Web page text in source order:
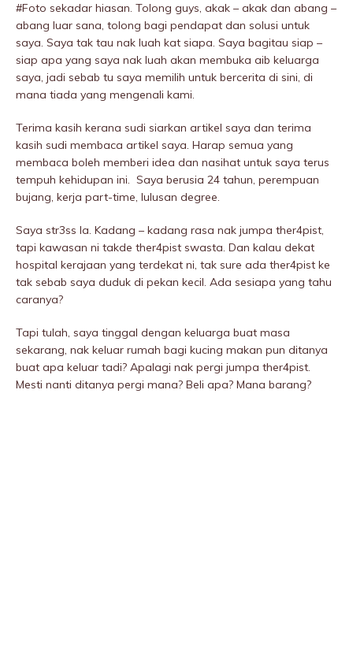
#Foto sekadar hiasan. Tolong guys, akak – akak dan abang –
abang luar sana, tolong bagi pendapat dan solusi untuk
saya. Saya tak tau nak luah kat siapa. Saya bagitau siap –
siap apa yang saya nak luah akan membuka aib keluarga
saya, jadi sebab tu saya memilih untuk bercerita di sini, di
mana tiada yang mengenali kami.
Terima kasih kerana sudi siarkan artikel saya dan terima
kasih sudi membaca artikel saya. Harap semua yang
membaca boleh memberi idea dan nasihat untuk saya terus
tempuh kehidupan ini. Saya berusia 24 tahun, perempuan
bujang, kerja part-time, lulusan degree.
Saya str3ss la. Kadang – kadang rasa nak jumpa ther4pist,
tapi kawasan ni takde ther4pist swasta. Dan kalau dekat
hospitaI kerajaan yang terdekat ni, tak sure ada ther4pist ke
tak sebab saya duduk di pekan kecil. Ada sesiapa yang tahu
caranya?
Tapi tulah, saya tinggal dengan keluarga buat masa
sekarang, nak keluar rumah bagi kucing makan pun ditanya
buat apa keluar tadi? Apalagi nak pergi jumpa ther4pist.
Mesti nanti ditanya pergi mana? Beli apa? Mana barang?